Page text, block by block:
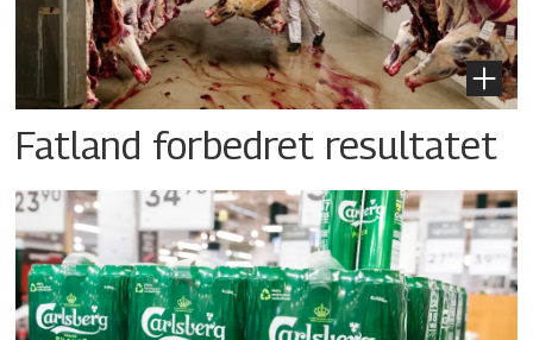
Fatland forbedret resultatet